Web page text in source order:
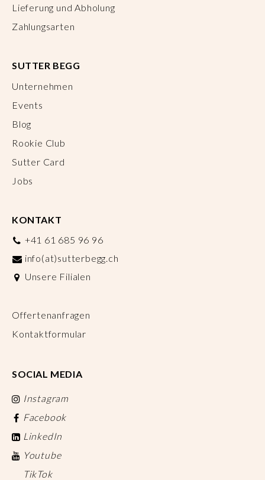
Lieferung und Abholung
Zahlungsarten
SUTTER BEGG
Unternehmen
Events
Blog
Rookie Club
Sutter Card
Jobs
KONTAKT
+41 61 685 96 96
info(at)sutterbegg.ch
Unsere Filialen
Offertenanfragen
Kontaktformular
SOCIAL MEDIA
Instagram
Facebook
LinkedIn
Youtube
TikTok